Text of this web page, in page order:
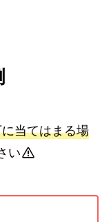
当てはまる場
い